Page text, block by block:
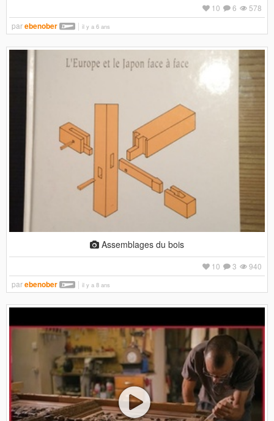
578
6
10
parebenober il y a 6 ans
Assemblages du bois
940
3
10
parebenober il y a 8 ans